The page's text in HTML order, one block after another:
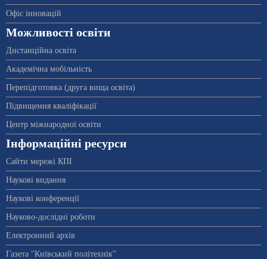
Офіс інновацій
Можливості освіти
Дистанційна освіта
Академічна мобільність
Перепідготовка (друга вища освіта)
Підвищення кваліфікації
Центр міжнародної освіти
Інформаційні ресурси
Сайти мережі КПІ
Наукові видання
Наукові конференції
Науково-дослідні роботи
Електронний архів
Газета "Київський політехнік"